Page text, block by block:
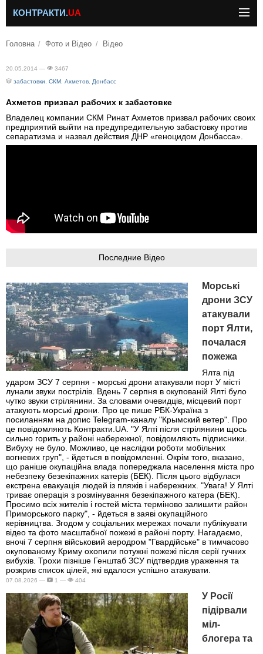
КОНТРАКТИ.UA
Головна Фото и Відео Відео
20.05.2014 —
3467
забастовки
СКМ Ахметов Донбасс
Ахметов призвал рабочих к забастовке
Владелец компании СКМ Ринат Ахметов призвал рабочих своих
предприятий выйти на предупредительную забастовку против
сепаратизма и назвал действия ДНР «геноцидом Донбасса».
Последние Відео
Морські
дрони ЗСУ
атакували
порт Ялти,
почалася
пожежа
Ялта під
ударом ЗСУ 7 серпня - морські дрони атакували порт У місті
лунали звуки пострілів. Вдень 7 серпня в окупованій Ялті було
чутко звуки стрілянини. За словами очевидців, місцевий порт
атакують морські дрони. Про це пише РБК-Україна з
посиланням на допис Telegram-каналу "Крымский ветер". Про
це повідомляють Контракти.UA. "У Ялті після стрілянини щось
сильно горить у районі набережної, повідомляють підписники.
Вибуху не було. Можливо, це наслідки роботи мобільних
вогневих груп", - йдеться в повідомленні. Окрім того, вказано,
що раніше окупаційна влада попереджала населення міста про
небезпеку безекіпажних катерів (БЕК). Після цього відбулася
екстрена евакуація людей із пляжів і набережних. "Увага! У Ялті
триває операція з розмінування безекіпажного катера (БЕК).
Просимо всіх жителів і гостей міста терміново залишити район
Приморського парку", - йдеться в заяві окупаційного
керівництва. Згодом у соціальних мережах почали публікувати
відео та фото масштабної пожежі в районі порту. Нагадаємо,
вночі 7 серпня військовий аеродром "Гвардійське" в тимчасово
окупованому Криму охопили потужні пожежі після серії гучних
вибухів. Трохи пізніше Генштаб ЗСУ підтвердив ураження та
розкрив список цілей, які вдалося успішно атакувати.
07.08.2026 — 1 — 404
У Росії
підірвали
міл-
блогера та